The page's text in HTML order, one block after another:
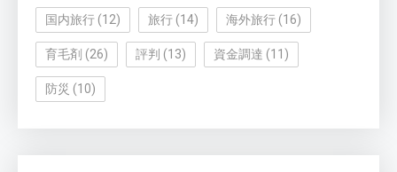
国内旅行 (12) 旅行 (14) 海外旅行 (16)
育毛剤 (26) 評判 (13) 資金調達 (11)
防災 (10)